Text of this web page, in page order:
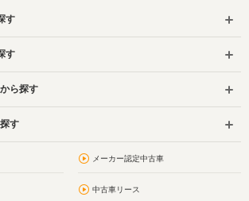
す
す
ら探す
す
メーカー認定中古車
中古車リース